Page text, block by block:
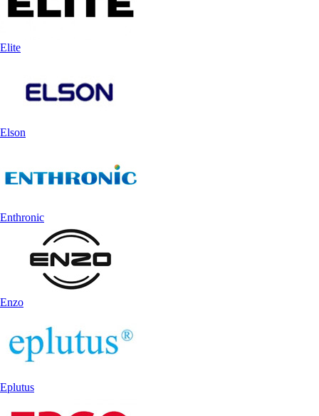
Elite
Elson
Enthronic
Enzo
Eplutus